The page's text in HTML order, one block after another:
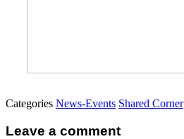
Categories News-Events Shared Corner
Leave a comment